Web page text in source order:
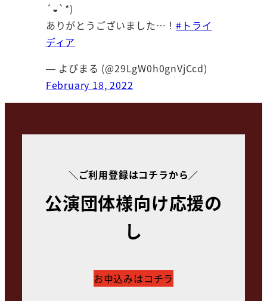
´◒`*)
ありがとうございました…！#トライ
ディア
— よぴまる (@29LgW0h0gnVjCcd)
February 18, 2022
＼ご利用登録はコチラから／
公演団体様向け応援の
し
お申込みはコチラ